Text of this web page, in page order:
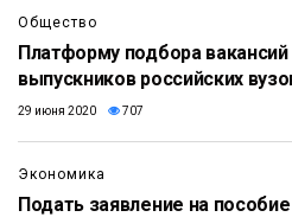
Общество
Платформу подбора вакансий
выпускников российских
29 июня 2020 707
Экономика
Подать заявление на